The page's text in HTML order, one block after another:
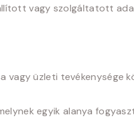
vagy szolgáltatott
vagy üzleti tevékenysége
egyik alanya